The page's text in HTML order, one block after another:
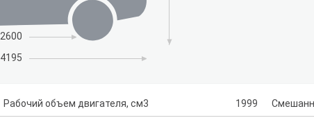
2600
4195
Рабочий объем двигателя, см3 1999